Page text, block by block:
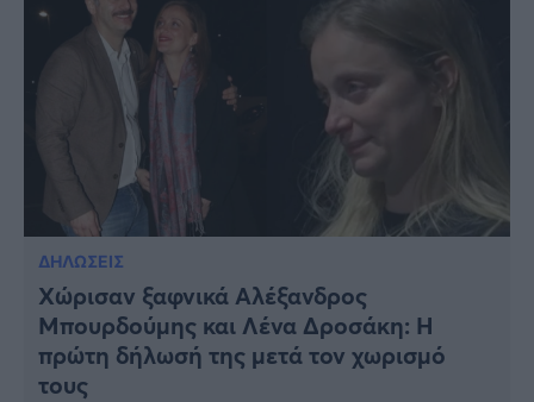
ΔΗΛΩΣΕΙΣ
Χώρισαν ξαφνικά Αλέξανδρος
Μπουρδούμης και Λένα Δροσάκη: H
πρώτη δήλωσή της μετά τον χωρισμό
τους